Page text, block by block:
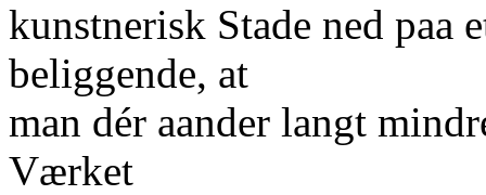
kunstnerisk Stade ned paa
beliggende, at
man dér aander langt
Værket